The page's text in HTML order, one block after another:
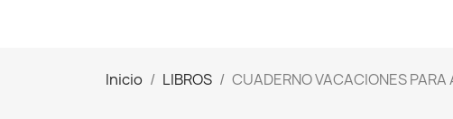
Inicio LIBROS CUADERNO VACACIONES